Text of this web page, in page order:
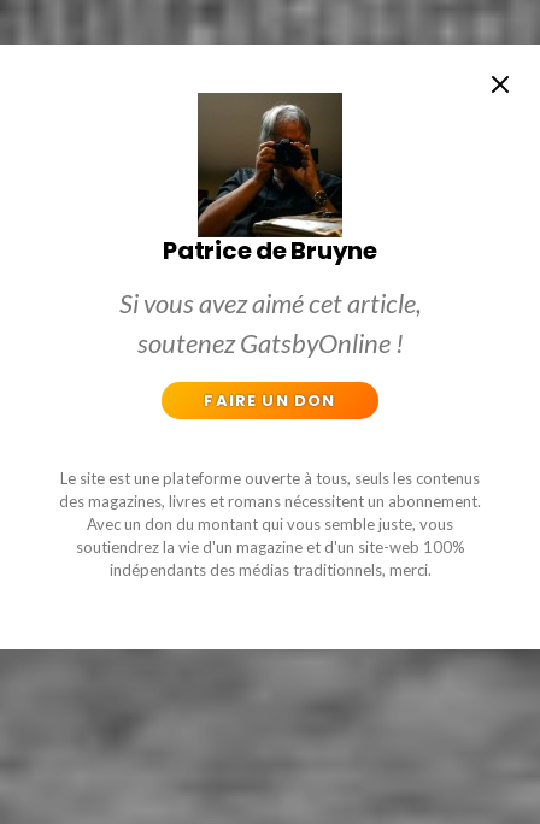
Patrice de Bruyne
Si vous avez aimé cet article,
soutenez GatsbyOnline !
FAIRE UN DON
Le site est une plateforme ouverte à tous, seuls les contenus
des magazines, livres et romans nécessitent un abonnement.
Avec un don du montant qui vous semble juste, vous
soutiendrez la vie d'un magazine et d'un site-web 100%
indépendants des médias traditionnels, merci.